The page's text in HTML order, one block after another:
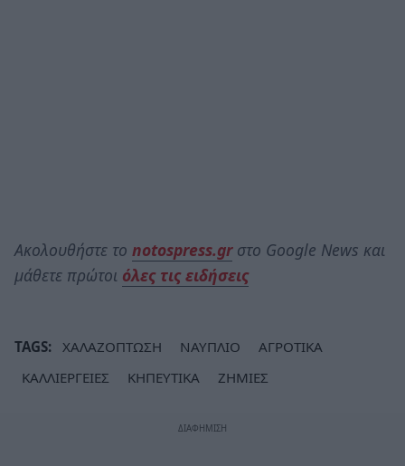
Ακολουθήστε το notospress.grστο Google News και
μάθετε πρώτοι όλες τις ειδήσεις
TAGS: ΧΑΛΑΖΟΠΤΩΣΗ ΝΑΥΠΛΙΟ
ΑΓΡΟΤΙΚΑ
ΚΑΛΛΙΕΡΓΕΙΕΣ
ΚΗΠΕΥΤΙΚΑ ΖΗΜΙΕΣ